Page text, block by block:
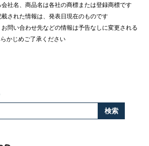
社名、商品名は各社の商標または登録商標です
された情報は、発表日現在のものです
問い合わせ先などの情報は予告なしに変更される
かじめご了承ください
検索